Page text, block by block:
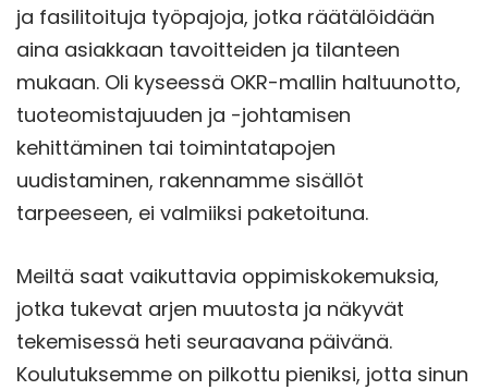
ja fasilitoituja työpajoja, jotka räätälöidään
aina asiakkaan tavoitteiden ja tilanteen
mukaan. Oli kyseessä OKR-mallin haltuunotto,
tuoteomistajuuden ja -johtamisen
kehittäminen tai toimintatapojen
uudistaminen, rakennamme sisällöt
tarpeeseen, ei valmiiksi paketoituna.
Meiltä saat vaikuttavia oppimiskokemuksia,
jotka tukevat arjen muutosta ja näkyvät
tekemisessä heti seuraavana päivänä.
Koulutuksemme on pilkottu pieniksi, jotta sinun